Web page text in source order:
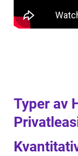
Typer av